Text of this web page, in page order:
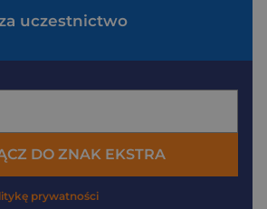
uczestnictwo
DO ZNAK EKSTRA
prywatności